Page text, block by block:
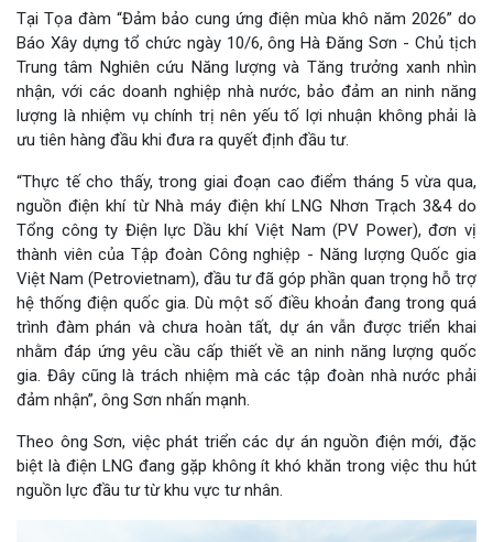
Tại Tọa đàm “Đảm bảo cung ứng điện mùa khô năm 2026” do
Báo Xây dựng tổ chức ngày 10/6, ông Hà Đăng Sơn - Chủ tịch
Trung tâm Nghiên cứu Năng lượng và Tăng trưởng xanh nhìn
nhận, với các doanh nghiệp nhà nước, bảo đảm an ninh năng
lượng là nhiệm vụ chính trị nên yếu tố lợi nhuận không phải là
ưu tiên hàng đầu khi đưa ra quyết định đầu tư.
“Thực tế cho thấy, trong giai đoạn cao điểm tháng 5 vừa qua,
nguồn điện khí từ Nhà máy điện khí LNG Nhơn Trạch 3&4 do
Tổng công ty Điện lực Dầu khí Việt Nam (PV Power), đơn vị
thành viên của Tập đoàn Công nghiệp - Năng lượng Quốc gia
Việt Nam (Petrovietnam), đầu tư đã góp phần quan trọng hỗ trợ
hệ thống điện quốc gia. Dù một số điều khoản đang trong quá
trình đàm phán và chưa hoàn tất, dự án vẫn được triển khai
nhằm đáp ứng yêu cầu cấp thiết về an ninh năng lượng quốc
gia. Đây cũng là trách nhiệm mà các tập đoàn nhà nước phải
đảm nhận”, ông Sơn nhấn mạnh.
Theo ông Sơn, việc phát triển các dự án nguồn điện mới, đặc
biệt là điện LNG đang gặp không ít khó khăn trong việc thu hút
nguồn lực đầu tư từ khu vực tư nhân.